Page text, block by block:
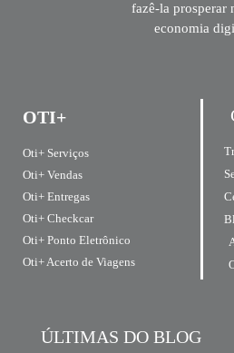
fazê-la prosperar
economia
OTI+
Oti+ Serviços
Oti+ Vendas
Oti+ Entregas
Oti+ Checkcar
Oti+ Ponto Eletrônico
Oti+ Acerto de Viagens
ÚLTIMAS DO BLOG